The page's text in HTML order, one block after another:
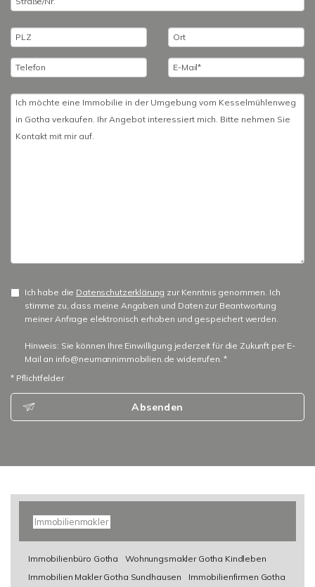
Ich habe die Datenschutzerklärung zur Kenntnis genommen. Ich
stimme zu, dass meine Angaben und Daten zur Beantwortung
meiner Anfrage elektronisch erhoben und gespeichert werden.
Hinweis: Sie können Ihre Einwilligung jederzeit für die Zukunft per E-
Mail an info@neumannimmobilien.de widerrufen. *
* Pflichtfelder
Absenden
Immobilienmakler
Immobilienbüro Gotha
Wohnungsmakler Gotha Kindleben
Immobilien Makler Gotha Sundhausen
Immobilienfirmen Gotha